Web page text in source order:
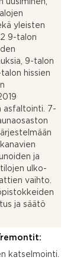
yleisten
9-talon
9-talon
hissien
asfaltointi. 7-
ja
ulko-
vaihto.
ja säätö
katselmointi.